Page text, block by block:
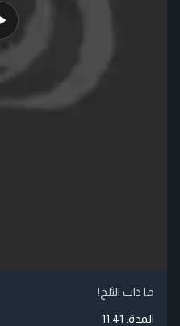
ما ذاب الثلج!
المدة: 11:41